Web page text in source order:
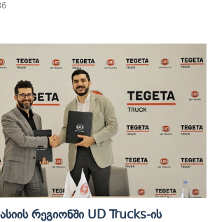
Რეგიონში UD Trucks-Ის